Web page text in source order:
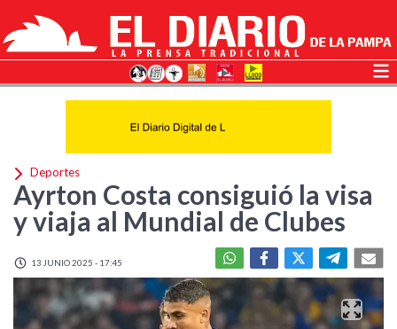
Deportes
Ayrton Costa consiguió la visa
y viaja al Mundial de Clubes
13 JUNIO 2025 - 17:45